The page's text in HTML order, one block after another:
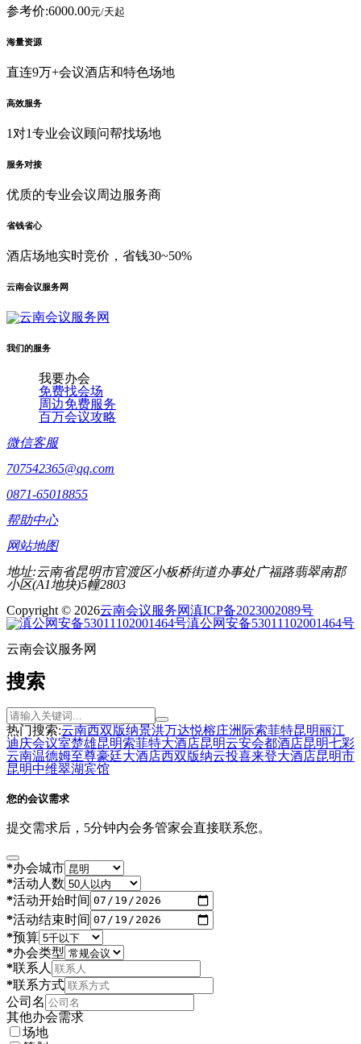
参考价:6000.00元/天起
海量资源
直连9万+会议酒店和特色场地
高效服务
1对1专业会议顾问帮找场地
服务对接
优质的专业会议周边服务商
省钱省心
酒店场地实时竞价，省钱30~50%
云南会议服务网
我们的服务
我要办会
免费找会场
周边免费服务
百万会议攻略
微信客服
707542365@qq.com
0871-65018855
帮助中心
网站地图
地址:云南省昆明市官渡区小板桥街道办事处广福路翡翠南郡
小区(A1地块)5幢2803
Copyright © 2026云南会议服务网滇ICP备2023002089号
滇公网安备53011102001464号
云南会议服务网
搜索
热门搜索:云南西双版纳景洪万达悦榕庄洲际索菲特昆明丽江
迪庆会议室楚雄昆明索菲特大酒店昆明云安会都酒店昆明七彩
云南温德姆至尊豪廷大酒店西双版纳云投喜来登大酒店昆明市
昆明中维翠湖宾馆
您的会议需求
提交需求后，5分钟内会务管家会直接联系您。
*办会城市
*活动人数
*活动开始时间
*活动结束时间
*预算
*办会类型
*联系人
*联系方式
公司名
其他办会需求
场地